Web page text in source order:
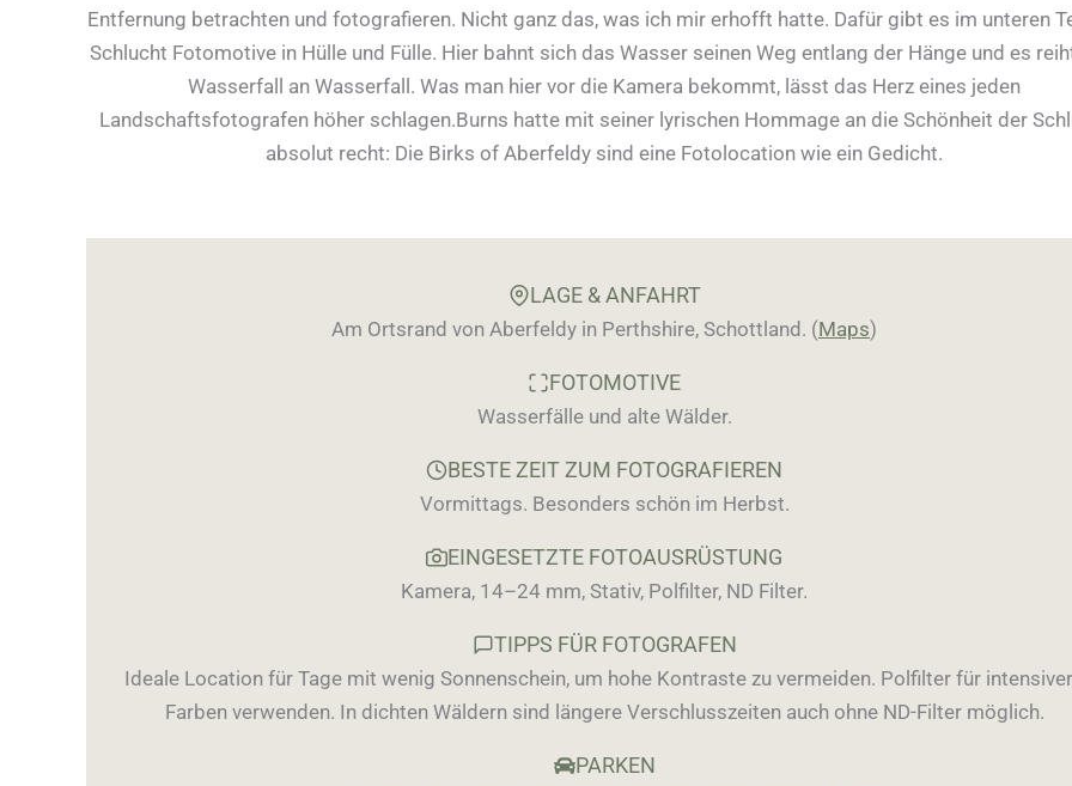
Entfernung betrachten und fotografieren. Nicht ganz das, was ich mir erhofft hatte. Dafür gibt es im unteren
Schlucht Fotomotive in Hülle und Fülle. Hier bahnt sich das Wasser seinen Weg entlang der Hänge und es
Wasserfall an Wasserfall. Was man hier vor die Kamera bekommt, lässt das Herz eines jeden
Landschaftsfotografen höher schlagen.Burns hatte mit seiner lyrischen Hommage an die Schönheit der
absolut recht: Die Birks of Aberfeldy sind eine Fotolocation wie ein Gedicht.
LAGE & ANFAHRT
Am Ortsrand von Aberfeldy in Perthshire, Schottland. (Maps)
FOTOMOTIVE
Wasserfälle und alte Wälder.
BESTE ZEIT ZUM FOTOGRAFIEREN
Vormittags. Besonders schön im Herbst.
EINGESETZTE FOTOAUSRÜSTUNG
Kamera, 14–24 mm, Stativ, Polfilter, ND Filter.
TIPPS FÜR FOTOGRAFEN
Ideale Location für Tage mit wenig Sonnenschein, um hohe Kontraste zu vermeiden. Polfilter für
Farben verwenden. In dichten Wäldern sind längere Verschlusszeiten auch ohne ND-Filter möglich.
PARKEN